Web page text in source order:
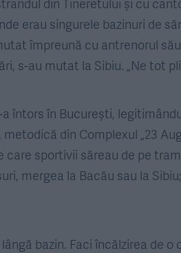
erau singurele bazinuri de
împreună cu antrenorul
s-au mutat la Sibiu. „Ne tot
întors în București,
din Complexul „23
sportivii săreau de pe
mergea la Bacău sau la
bazin. Faci încălzirea de o